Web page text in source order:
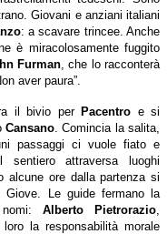
Giovani e anziani italiani
: a scavare trincee. Anche
è miracolosamente fuggito
Furman, che lo racconterà
aver paura”.
il bivio per Pacentro e si
Cansano . Comincia la salita,
passaggi ci vuole fiato e
sentiero attraversa luoghi
alcune ore dalla partenza si
Le guide fermano la
Alberto Pietrorazio
loro la responsabilità morale